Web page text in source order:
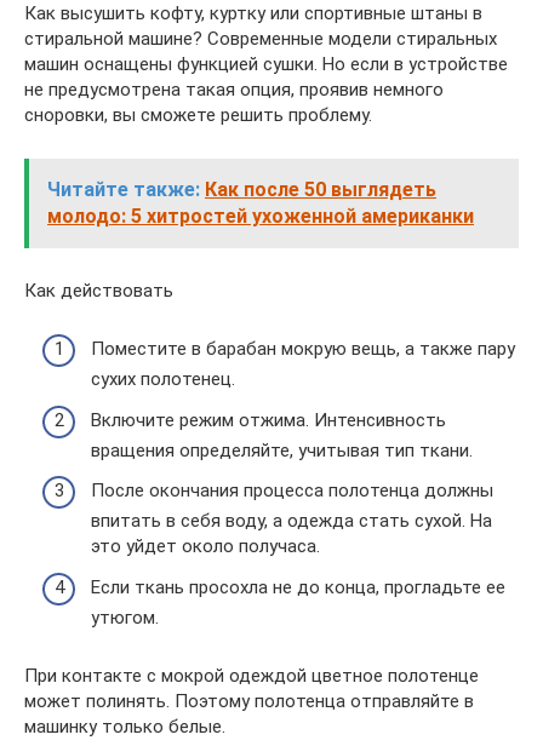
Как высушить кофту, куртку или спортивные штаны в
стиральной машине? Современные модели стиральных
машин оснащены функцией сушки. Но если в устройстве
не предусмотрена такая опция, проявив немного
сноровки, вы сможете решить проблему.
Читайте также: Как после 50 выглядеть
молодо: 5 хитростей ухоженной американки
Как действовать
Поместите в барабан мокрую вещь, а также пару
сухих полотенец.
Включите режим отжима. Интенсивность
вращения определяйте, учитывая тип ткани.
После окончания процесса полотенца должны
впитать в себя воду, а одежда стать сухой. На
это уйдет около получаса.
Если ткань просохла не до конца, прогладьте ее
утюгом.
При контакте с мокрой одеждой цветное полотенце
может полинять. Поэтому полотенца отправляйте в
машинку только белые.